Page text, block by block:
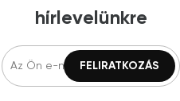
hírlevelünkre